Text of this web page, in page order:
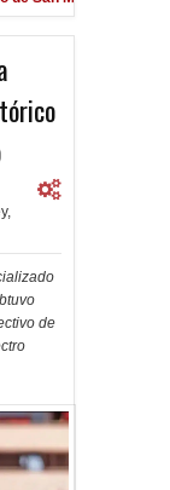
,
de